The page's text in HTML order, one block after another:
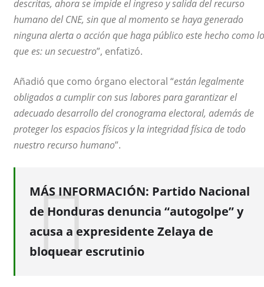
descritas, ahora se impide el ingreso y salida del recurso
humano del CNE, sin que al momento se haya generado
ninguna alerta o acción que haga público este hecho como lo
que es: un secuestro”, enfatizó.
Añadió que como órgano electoral “están legalmente
obligados a cumplir con sus labores para garantizar el
adecuado desarrollo del cronograma electoral, además de
proteger los espacios físicos y la integridad física de todo
nuestro recurso humano”.
MÁS INFORMACIÓN: Partido Nacional
de Honduras denuncia “autogolpe” y
acusa a expresidente Zelaya de
bloquear escrutinio